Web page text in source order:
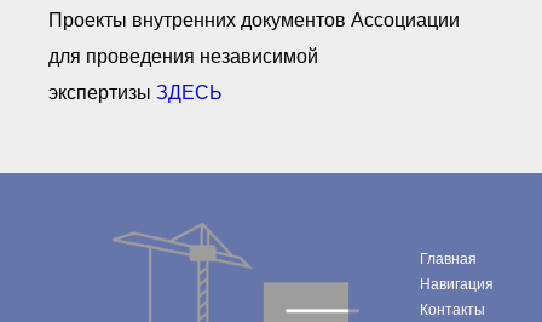
Проекты внутренних документов Ассоциации
для проведения независимой
экспертизы ЗДЕСЬ
Главная
Навигация
Контакты